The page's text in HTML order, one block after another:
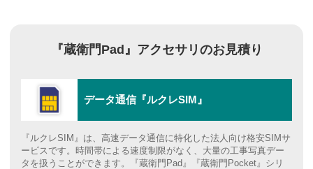
『蔵衛門Pad』アクセサリのお見積り
データ通信『ルクレSIM』
『ルクレSIM』は、高速データ通信に特化した法人向け格安SIMサ
ービスです。時間帯による速度制限がなく、大量の工事写真デー
タを扱うことができます。『蔵衛門Pad』『蔵衛門Pocket』シリ